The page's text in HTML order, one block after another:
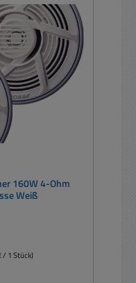
160W 4-Ohm
Weiß
/ 1 Stück)